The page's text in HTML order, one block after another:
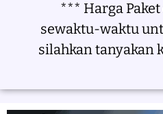
*** Harga
sewaktu-waktu
silahkan tanyakan